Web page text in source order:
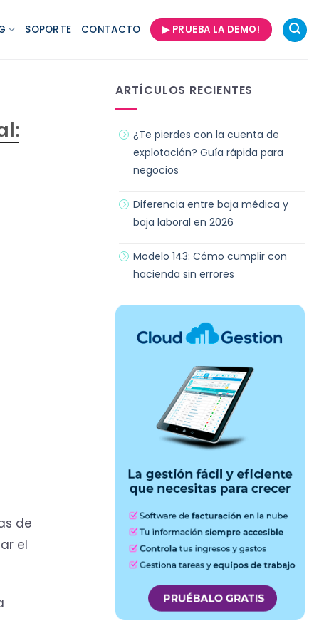
SOPORTE CONTACTO ▶ PRUEBA LA DEMO!
de
el
ARTÍCULOS RECIENTES
¿Te pierdes con la cuenta de
explotación? Guía rápida para
negocios
Diferencia entre baja médica y
baja laboral en 2026
Modelo 143: Cómo cumplir con
hacienda sin errores